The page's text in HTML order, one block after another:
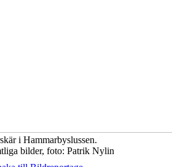
i Hammarbyslussen.
bilder, foto: Patrik Nylin